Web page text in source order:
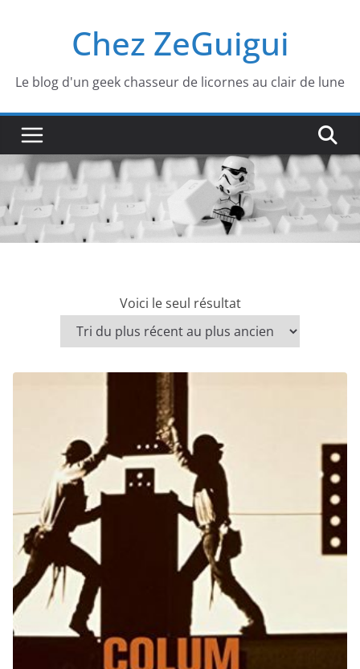
Chez ZeGuigui
Le blog d'un geek chasseur de licornes au clair de lune
Voici le seul résultat